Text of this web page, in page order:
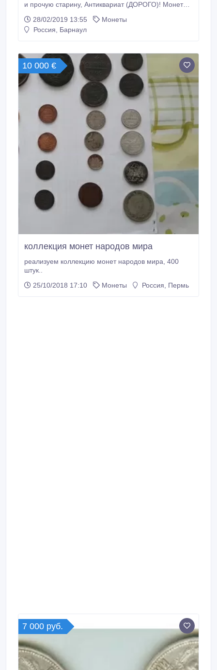
и прочую старину, Антиквариат (ДОРОГО)! Монеты
современные в любом количестве . 89236417623-
Максим; 89039496254- Сергей. Фото и
28/02/2019 13:55
Монеты
Россия, Барнаул
10 000 €
коллекция монет народов мира
реализуем коллекцию монет народов мира, 400
штук..
25/10/2018 17:10
Монеты Россия, Пермь
7 000 руб.